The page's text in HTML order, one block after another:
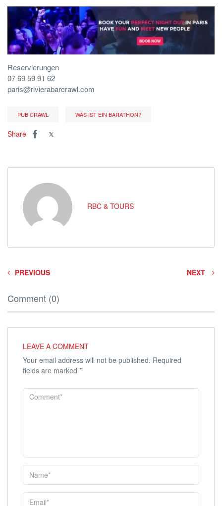
Reservierungen
07 69 59 91 62
paris@rivierabarcrawl.com
PUB CRAWL WAS IST EIN BARATHON?
Share
RBC & TOURS
PREVIOUS NEXT
Comment (0)
LEAVE A COMMENT
Your email address will not be published. Required
fields are marked *